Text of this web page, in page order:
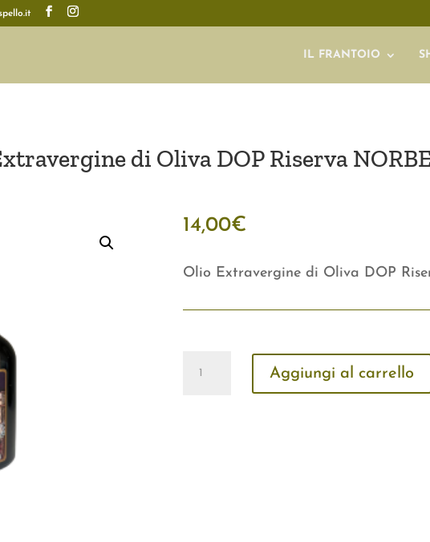
IL FRANTOIO
di Oliva DOP Riserva
14,00€
Olio Extravergine di Oliva DOP
Aggiungi al carrello